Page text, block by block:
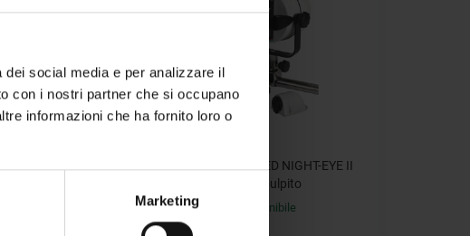
per la
per chi
a bordo.
social media e per analizzare il
con i nostri partner che si occupano
informazioni che ha fornito loro o
Marketing
4 mm²
Faro profondità LED NIGHT-EYE II
attacco pulpito
Disponibile